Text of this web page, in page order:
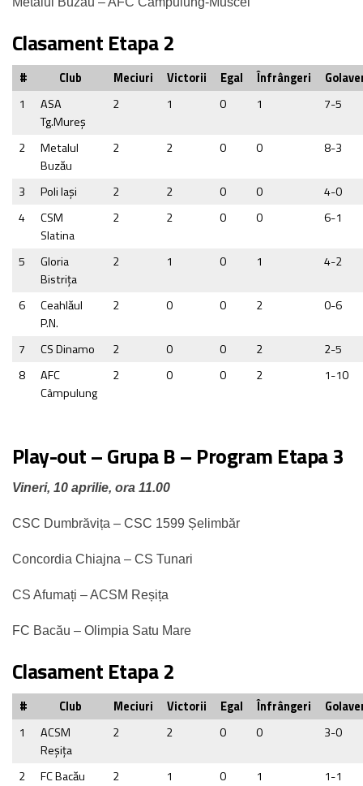
Clasament Etapa 2
# Club Meciuri Victorii Egal Înfrângeri
1
ASA
Tg.Mureş
2 1 0 1 7-5
2
Metalul
Buzău
2 2 0 0 8-3
3 Poli Iaşi 2 2 0 0
4-0
4
CSM
Slatina
2 2 0 0 6-1
5
Gloria
Bistrița
2 1 0 1 4-2
6
Ceahlăul
P.N.
2 0 0 2 0-6
7 CS Dinamo 2 0 0 2
2-5
8
AFC
Câmpulung
2 0 0 2 1-10
Play-out – Grupa B – Program Etapa 3
Vineri, 10 aprilie, ora 11.00
CSC Dumbrăvița – CSC 1599 Șelimbăr
Concordia Chiajna – CS Tunari
CS Afumați – ACSM Reșița
FC Bacău – Olimpia Satu Mare
Clasament Etapa 2
# Club Meciuri Victorii Egal Înfrângeri
1
ACSM
Reşiţa
2 2 0 0 3-0
2 FC Bacău 2 1 0 1
1-1